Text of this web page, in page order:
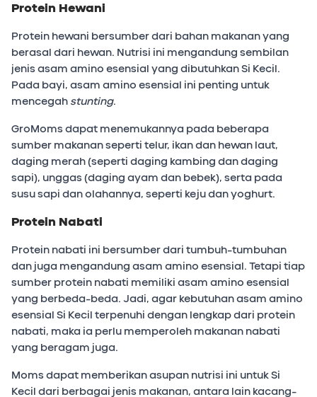
Protein Hewani
Protein hewani bersumber dari bahan makanan yang
berasal dari hewan. Nutrisi ini mengandung sembilan
jenis asam amino esensial yang dibutuhkan Si Kecil.
Pada bayi, asam amino esensial ini penting untuk
mencegah stunting.
GroMoms dapat menemukannya pada beberapa
sumber makanan seperti telur, ikan dan hewan laut,
daging merah (seperti daging kambing dan daging
sapi), unggas (daging ayam dan bebek), serta pada
susu sapi dan olahannya, seperti keju dan yoghurt.
Protein Nabati
Protein nabati ini bersumber dari tumbuh-tumbuhan
dan juga mengandung asam amino esensial. Tetapi tiap
sumber protein nabati memiliki asam amino esensial
yang berbeda-beda. Jadi, agar kebutuhan asam amino
esensial Si Kecil terpenuhi dengan lengkap dari protein
nabati, maka ia perlu memperoleh makanan nabati
yang beragam juga.
Moms dapat memberikan asupan nutrisi ini untuk Si
Kecil dari berbagai jenis makanan, antara lain kacang-